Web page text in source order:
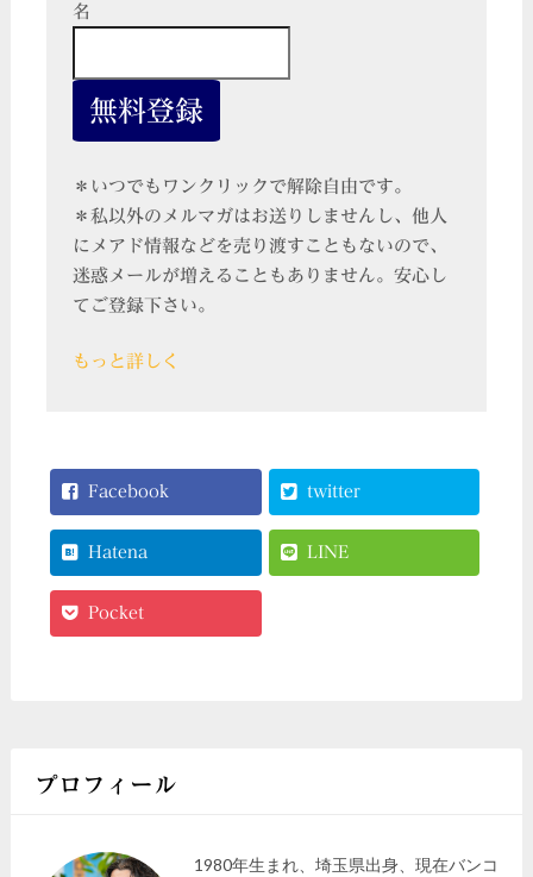
名
＊いつでもワンクリックで解除自由です。
＊私以外のメルマガはお送りしませんし、他人
にメアド情報などを売り渡すこともないので、
迷惑メールが増えることもありません。安心し
てご登録下さい。
もっと詳しく
Facebook twitter
Hatena LINE
Pocket
プロフィール
1980年生まれ、埼玉県出身、現在バンコ